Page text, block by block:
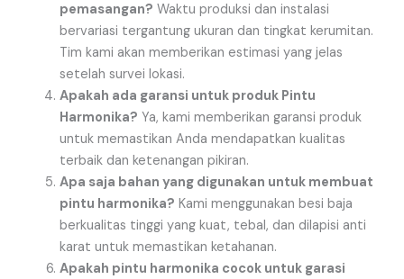
pemasangan? Waktu produksi dan instalasi
bervariasi tergantung ukuran dan tingkat kerumitan.
Tim kami akan memberikan estimasi yang jelas
setelah survei lokasi.
Apakah ada garansi untuk produk Pintu
Harmonika? Ya, kami memberikan garansi produk
untuk memastikan Anda mendapatkan kualitas
terbaik dan ketenangan pikiran.
Apa saja bahan yang digunakan untuk membuat
pintu harmonika? Kami menggunakan besi baja
berkualitas tinggi yang kuat, tebal, dan dilapisi anti
karat untuk memastikan ketahanan.
Apakah pintu harmonika cocok untuk garasi